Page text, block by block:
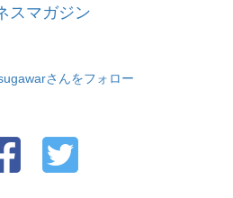
スマガジン
さんをフォロー